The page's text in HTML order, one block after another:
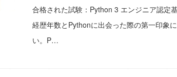
合格された試験：Python 3 エンジニア認定
経歴年数とPythonに出会った際の第一印象
い。P…